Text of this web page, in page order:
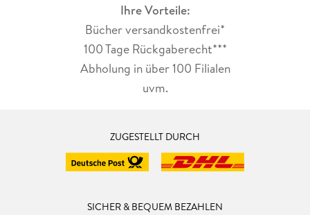
Ihre Vorteile:
Bücher versandkostenfrei*
100 Tage Rückgaberecht***
Abholung in über 100 Filialen
uvm.
ZUGESTELLT DURCH
SICHER & BEQUEM BEZAHLEN